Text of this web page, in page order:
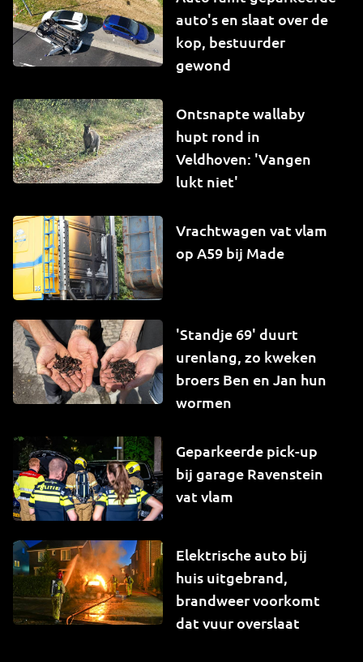
auto's en slaat over de
kop, bestuurder
gewond
Ontsnapte wallaby
hupt rond in
Veldhoven: 'Vangen
lukt niet'
Vrachtwagen vat vlam
op A59 bij Made
'Standje 69' duurt
urenlang, zo kweken
broers Ben en Jan hun
wormen
Geparkeerde pick-up
bij garage Ravenstein
vat vlam
Elektrische auto bij
huis uitgebrand,
brandweer voorkomt
dat vuur overslaat